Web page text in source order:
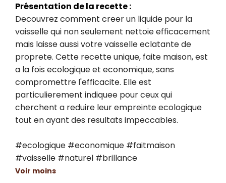
Présentation de la recette :
Decouvrez comment creer un liquide pour la
vaisselle qui non seulement nettoie efficacement
mais laisse aussi votre vaisselle eclatante de
proprete. Cette recette unique, faite maison, est
a la fois ecologique et economique, sans
compromettre l'efficacite. Elle est
particulierement indiquee pour ceux qui
cherchent a reduire leur empreinte ecologique
tout en ayant des resultats impeccables.
#ecologique #economique #faitmaison
#vaisselle #naturel #brillance
Voir moins